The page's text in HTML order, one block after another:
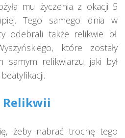
mu życzenia z okacji 5
Tego samego dnia w
odebrali także relikwie bł.
które zostały
samym relikwiarzu jaki był
Relikwii
żeby nabrać trochę tego